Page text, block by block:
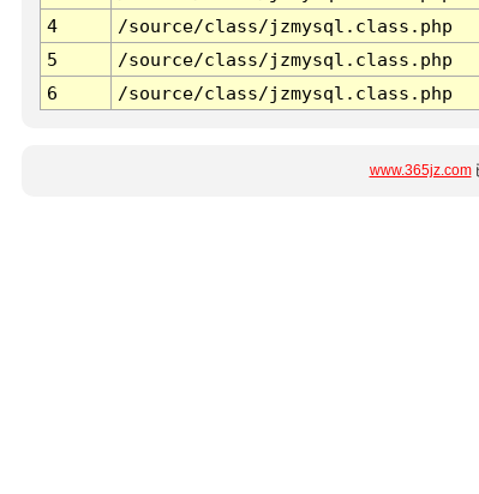
4
/source/class/jzmysql.class.php
5
/source/class/jzmysql.class.php
6
/source/class/jzmysql.class.php
www.365jz.com